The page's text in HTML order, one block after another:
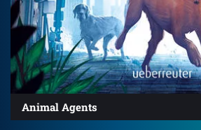
Animal Agents